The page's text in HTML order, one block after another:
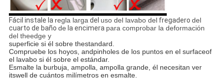
Fácil instale la regla larga del uso del lavabo delfregadero del
cuarto de baño de la encimera para comprobar la deformación
del theedge y
superficie si él sobre thestandard.
Compruebe los hoyos, andpinholes de los puntos en el surfaceof
el lavabo si él sobre el estándar.
Esmalte la burbuja, ampolla, ampolla grande, él necesitan ver
itswell de cuántos milímetros en esmalte.